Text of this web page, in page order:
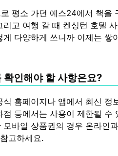
평소 가던 예스24에서 책을
고 여행 갈 때 켄싱턴 호텔
다양하게 쓰니까 이제는 쌓
인해야 할 사항은요?
홈페이지나 앱에서 최신 정
등에서는 사용이 제한될 수
바일 상품권의 경우 온라인
고하세요.